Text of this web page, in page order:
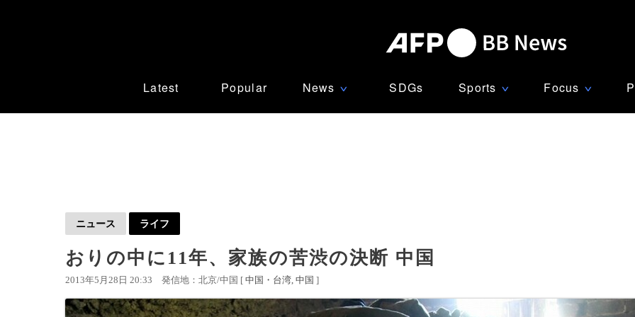
Latest Popular News ∨ SDGs Sports ∨ Focus ∨
ニュース ライフ
おりの中に11年、家族の苦渋の決断 中国
2013年5月28日 20:33 発信地：北京/中国 [ 中国・台湾 中国 ]